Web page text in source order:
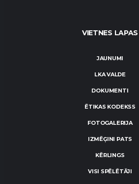
VIETNES LAPAS
JAUNUMI
LKA VALDE
DOKUMENTI
ĒTIKAS KODEKSS
FOTOGALERIJA
IZMĒĢINI PATS
KĒRLINGS
VISI SPĒLĒTĀJI